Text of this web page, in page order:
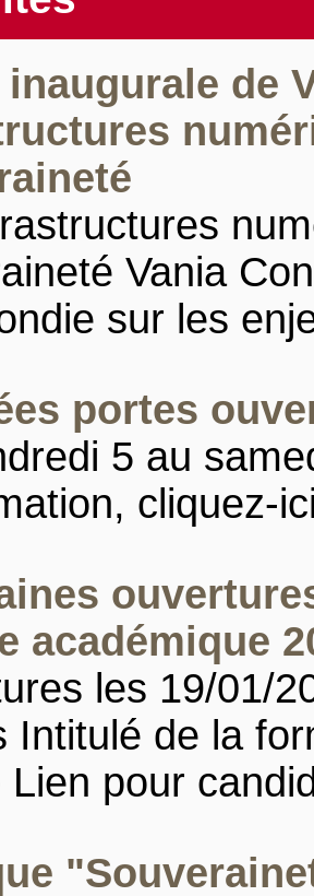
de
Vania
sur les
portes
5 au
cliquez-
académique
les 19/01/
Intitulé de la
Lien pour